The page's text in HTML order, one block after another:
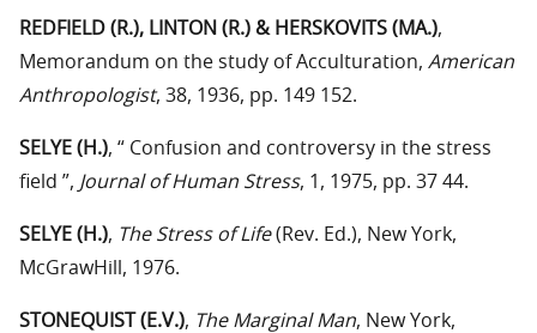
REDFIELD (R.), LINTON (R.) & HERSKOVITS (MA.),
Memorandum on the study of Acculturation, American
Anthropologist, 38, 1936, pp. 149 152.
SELYE (H.), “ Confusion and controversy in the stress
field ”, Journal of Human Stress, 1, 1975, pp. 37 44.
SELYE (H.), The Stress of Life(Rev. Ed.), New York,
McGrawHill, 1976.
STONEQUIST (E.V.), The Marginal Man, New York,